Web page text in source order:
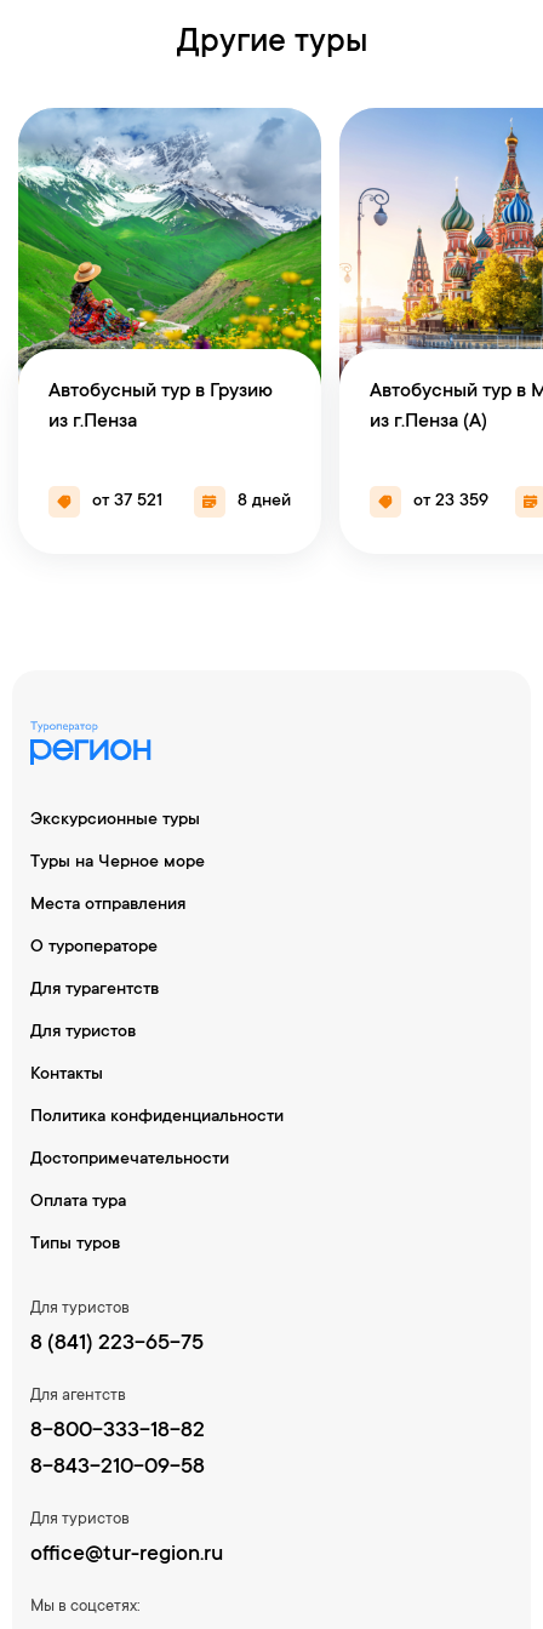
Другие туры
Автобусный тур в Грузию
из г.Пенза
от 37 521 8 дней
Автобусный тур в
из г.Пенза (А)
от 23 359
Экскурсионные туры
Туры на Черное море
Места отправления
О туроператоре
Для турагентств
Для туристов
Контакты
Политика конфиденциальности
Достопримечательности
Оплата тура
Типы туров
Для туристов
8 (841) 223-65-75
Для агентств
8-800-333-18-82
8-843-210-09-58
Для туристов
office@tur-region.ru
Мы в соцсетях: